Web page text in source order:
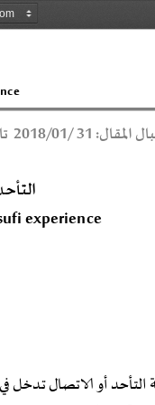
لاق
لما لا :
31
/
01
/
2018 ات
experience
التأحد أو الاتصال تدخل في صميم التجربة الصوفية، على اعتبار أن المتصوفة